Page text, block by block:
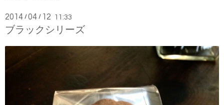
2014 /04 / 12 11:33
ブラックシリーズ